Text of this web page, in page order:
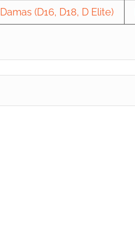
Damas (D16, D18, D Elite)